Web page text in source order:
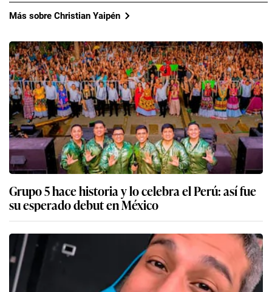
Más sobre Christian Yaipén
Grupo 5 hace historia y lo celebra el Perú: así fue
su esperado debut en México